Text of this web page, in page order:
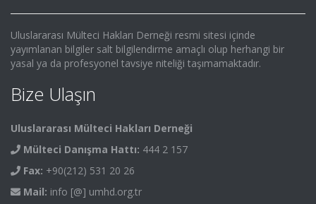
Uluslararası Mülteci Hakları Derneği resmi sitesi içinde
yayımlanan bilgiler salt bilgilendirme amaçlı olup herhangi bir
yasal ya da profesyonel tavsiye niteliği taşımamaktadır.
Bize Ulaşın
Uluslararası Mülteci Hakları Derneği
Mülteci Danışma Hattı: 444 2 157
Fax: +90(212) 531 20 26
Mail: info [@] umhd.org.tr